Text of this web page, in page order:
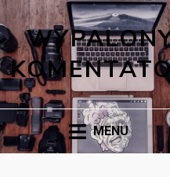
MENU